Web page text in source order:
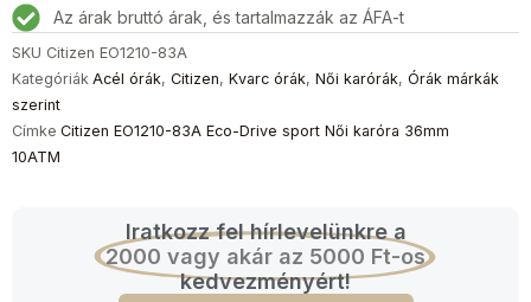
mennyiségAz árak bruttó árak, és tartalmazzák az ÁFA-t
SKU Citizen EO1210-83A
Kategóriák Acél órák, Citizen, Kvarc órák, Női karórák, Órák márkák
szerint
Címke Citizen EO1210-83A Eco-Drive sport Női karóra 36mm
10ATM
Iratkozz fel hírlevelünkre a
2000 vagy akár az 5000 Ft-os
kedvezményért!